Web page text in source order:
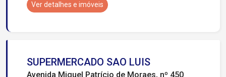
Ver detalhes e imóveis
SUPERMERCADO SAO LUIS
Avenida Miguel Patrício de Moraes, nº 450